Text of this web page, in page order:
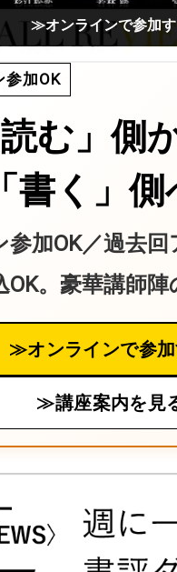
≫オンラインで参加
参加OK
読む」側
「書く」
参加OK／過去
OK。豪華講師
≫オンラインで参
≫講座案内を見